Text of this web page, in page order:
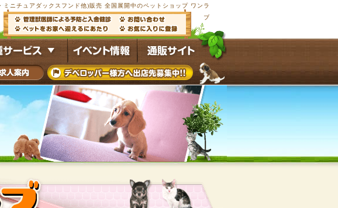
ミニチュアダックスフンド他)販売 全国展開中のペットショップ ワンラ
ブ